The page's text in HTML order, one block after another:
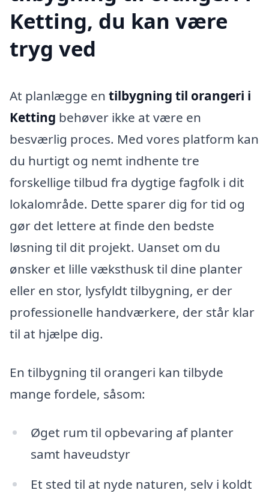
Ketting, du kan være
tryg ved
At planlægge en tilbygning til orangeri i
Ketting behøver ikke at være en
besværlig proces. Med vores platform kan
du hurtigt og nemt indhente tre
forskellige tilbud fra dygtige fagfolk i dit
lokalområde. Dette sparer dig for tid og
gør det lettere at finde den bedste
løsning til dit projekt. Uanset om du
ønsker et lille væksthusk til dine planter
eller en stor, lysfyldt tilbygning, er der
professionelle handværkere, der står klar
til at hjælpe dig.
En tilbygning til orangeri kan tilbyde
mange fordele, såsom:
Øget rum til opbevaring af planter
samt haveudstyr
Et sted til at nyde naturen, selv i koldt